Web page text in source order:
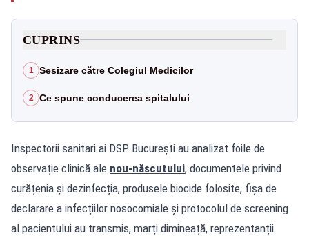
CUPRINS
1 Sesizare către Colegiul Medicilor
2 Ce spune conducerea spitalului
Inspectorii sanitari ai DSP București au analizat foile de
observație clinică ale nou‑născutului, documentele privind
curățenia și dezinfecția, produsele biocide folosite, fișa de
declarare a infecțiilor nosocomiale și protocolul de screening
al pacientului au transmis, marți dimineață, reprezentanții